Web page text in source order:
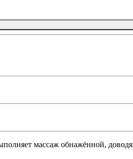
массаж обнажённой,